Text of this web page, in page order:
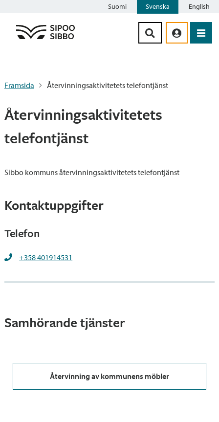
Suomi Svenska English
Framsida Återvinningsaktivitetets telefontjänst
Återvinningsaktivitetets
telefontjänst
Sibbo kommuns återvinningsaktivitetets telefontjänst
Kontaktuppgifter
Telefon
+358 401914531
Samhörande tjänster
Återvinning av kommunens möbler